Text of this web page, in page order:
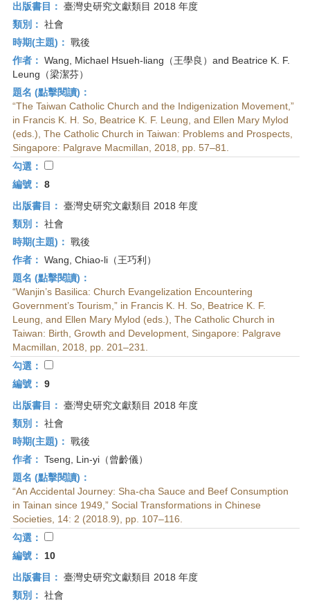
出版書目： 臺灣史研究文獻類目 2018 年度
類別： 社會
時期(主題)： 戰後
作者： Wang, Michael Hsueh-liang（王學良）and Beatrice K. F.
Leung（梁潔芬）
題名 (點擊閱讀)：
“The Taiwan Catholic Church and the Indigenization Movement,”
in Francis K. H. So, Beatrice K. F. Leung, and Ellen Mary Mylod
(eds.), The Catholic Church in Taiwan: Problems and Prospects,
Singapore: Palgrave Macmillan, 2018, pp. 57–81.
勾選：
編號： 8
出版書目： 臺灣史研究文獻類目 2018 年度
類別： 社會
時期(主題)： 戰後
作者： Wang, Chiao-li（王巧利）
題名 (點擊閱讀)：
“Wanjin’s Basilica: Church Evangelization Encountering
Government’s Tourism,” in Francis K. H. So, Beatrice K. F.
Leung, and Ellen Mary Mylod (eds.), The Catholic Church in
Taiwan: Birth, Growth and Development, Singapore: Palgrave
Macmillan, 2018, pp. 201–231.
勾選：
編號： 9
出版書目： 臺灣史研究文獻類目 2018 年度
類別： 社會
時期(主題)： 戰後
作者： Tseng, Lin-yi（曾齡儀）
題名 (點擊閱讀)：
“An Accidental Journey: Sha-cha Sauce and Beef Consumption
in Tainan since 1949,” Social Transformations in Chinese
Societies, 14: 2 (2018.9), pp. 107–116.
勾選：
編號：
10
出版書目： 臺灣史研究文獻類目 2018 年度
類別： 社會